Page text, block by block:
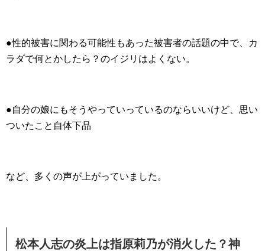
●性的被害に関わる可能性もあった被害者の話題の中で、カ
ラダで何とかしたら？のイジリはよくない。
●自分の娘にもそうやっていっているのならいいけど、思い
ついたこと自体下品
など、多くの声が上がっていました。
松本人志の炎上は指原莉乃が消火した？神